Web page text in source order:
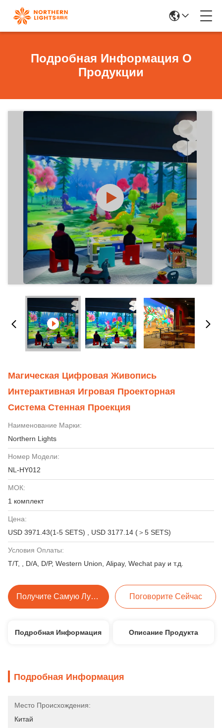
Подробная Информация О
Продукции
Магическая Цифровая Живопись
Интерактивная Игровая Проекторная
Система Стенная Проекция
Наименование Марки:
Northern Lights
Номер Модели:
NL-HY012
МОК:
1 комплект
Цена:
USD 3971.43(1-5 SETS) , USD 3177.14 (＞5 SETS)
Условия Оплаты:
T/T, , D/A, D/P, Western Union, Alipay, Wechat pay и т.д.
Получите Самую Лучшую Цену Поговорите Сейчас
Подробная Информация Описание Продукта
Подробная Информация
Место Происхождения:
Китай